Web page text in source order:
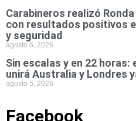
Carabineros realizó
con resultados positivos
y seguridad
agosto 6, 2026
Sin escalas y en 22
unirá Australia y Londres
agosto 5, 2026
Facebook